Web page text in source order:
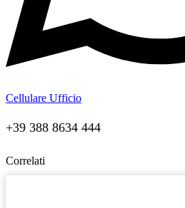
Cellulare Ufficio
+39 388 8634 444
Correlati